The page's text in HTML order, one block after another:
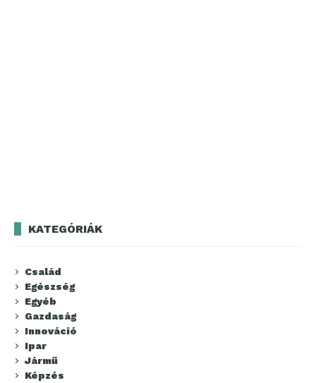
KATEGÓRIÁK
Család
Egészség
Egyéb
Gazdaság
Innováció
Ipar
Jármű
Képzés